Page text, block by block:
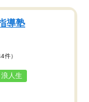
導塾
件）
浪人生